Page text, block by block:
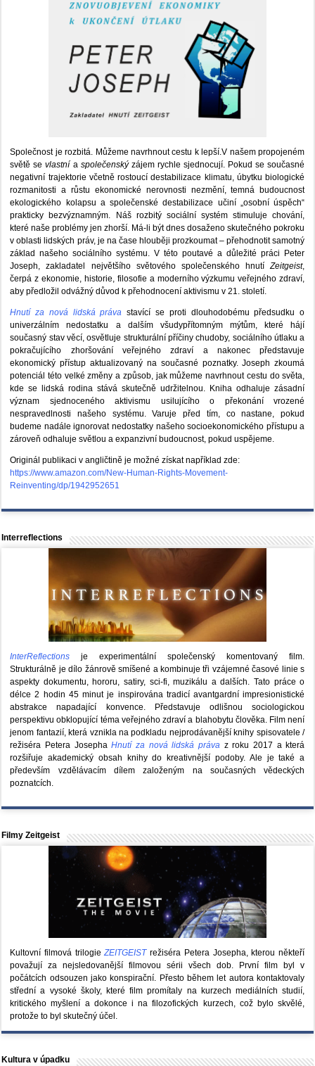
Společnost je rozbitá. Můžeme navrhnout cestu k lepší.V našem propojeném
světě sevlastní a společenskýzájem rychle sjednocují. Pokud se současné
negativní trajektorie včetně rostoucí destabilizace klimatu, úbytku biologické
rozmanitosti a růstu ekonomické nerovnosti nezmění, temná budoucnost
ekologického kolapsu a společenské destabilizace učiní „osobní úspěch“
prakticky bezvýznamným. Náš rozbitý sociální systém stimuluje chování,
které naše problémy jen zhorší. Má-li být dnes dosaženo skutečného pokroku
v oblasti lidských práv, je na čase hlouběji prozkoumat – přehodnotit samotný
základ našeho sociálního systému. V této poutavé a důležité práci Peter
Joseph, zakladatel největšího světového společenského hnutíZeitgeist,
čerpá z ekonomie, historie, filosofie a moderního výzkumu veřejného zdraví,
aby předložil odvážný důvod k přehodnocení aktivismu v 21. století.
Hnutí za nová lidská práva stavící se proti dlouhodobému předsudku o
univerzálním nedostatku a dalším všudypřítomným mýtům, které hájí
současný stav věcí, osvětluje strukturální příčiny chudoby, sociálního útlaku a
pokračujícího zhoršování veřejného zdraví a nakonec představuje
ekonomický přístup aktualizovaný na současné poznatky. Joseph zkoumá
potenciál této velké změny a způsob, jak můžeme navrhnout cestu do světa,
kde se lidská rodina stává skutečně udržitelnou. Kniha odhaluje zásadní
význam sjednoceného aktivismu usilujícího o překonání vrozené
nespravedlnosti našeho systému. Varuje před tím, co nastane, pokud
budeme nadále ignorovat nedostatky našeho socioekonomického přístupu a
zároveň odhaluje světlou a expanzivní budoucnost, pokud uspějeme.
Originál publikaci v angličtině je možné získat například zde:
https://www.amazon.com/New-Human-Rights-Movement-
Reinventing/dp/1942952651
Interreflections
InterReflections je experimentální společenský komentovaný film.
Strukturálně je dílo žánrově smíšené a kombinuje tři vzájemné časové linie s
aspekty dokumentu, hororu, satiry, sci-fi, muzikálu a dalších. Tato práce o
délce 2 hodin 45 minut je inspirována tradicí avantgardní impresionistické
abstrakce napadající konvence. Představuje odlišnou sociologickou
perspektivu obklopující téma veřejného zdraví a blahobytu člověka. Film není
jenom fantazií, která vznikla na podkladu nejprodávanější knihy spisovatele /
režiséra Petera JosephaHnutí za nová lidská právaz roku 2017 a která
rozšiřuje akademický obsah knihy do kreativnější podoby. Ale je také a
především vzdělávacím dílem založeným na současných vědeckých
poznatcích.
Filmy Zeitgeist
Kultovní filmová trilogieZEITGEISTrežiséra Petera Josepha, kterou někteří
považují za nejsledovanější filmovou sérii všech dob. První film byl v
počátcích odsouzen jako konspirační. Přesto během let autora kontaktovaly
střední a vysoké školy, které film promítaly na kurzech mediálních studií,
kritického myšlení a dokonce i na filozofických kurzech, což bylo skvělé,
protože to byl skutečný účel.
Kultura v úpadku